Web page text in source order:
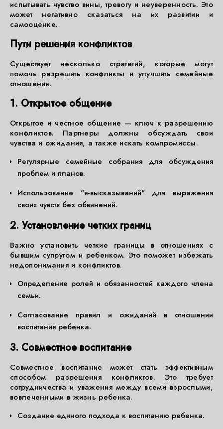
испытывать чувство вины, тревогу и неуверенность. Это
может негативно сказаться на их развитии и
самооценке.
Пути решения конфликтов
Существует несколько стратегий, которые могут
помочь разрешить конфликты и улучшить семейные
отношения.
1. Открытое общение
Открытое и честное общение — ключ к разрешению
конфликтов. Партнеры должны обсуждать свои
чувства и ожидания, а также искать компромиссы.
Регулярные семейные собрания для обсуждения
проблем и планов.
Использование "я-высказываний" для выражения
своих чувств без обвинений.
2. Установление четких границ
Важно установить четкие границы в отношениях с
бывшим супругом и ребенком. Это поможет избежать
недопонимания и конфликтов.
Определение ролей и обязанностей каждого члена
семьи.
Согласование правил и ожиданий в отношении
воспитания ребенка.
3. Совместное воспитание
Совместное воспитание может стать эффективным
способом разрешения конфликтов. Это требует
сотрудничества и уважения между всеми взрослыми,
вовлеченными в жизнь ребенка.
Создание единого подхода к воспитанию ребенка.